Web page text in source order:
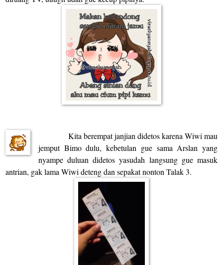
Kita berempat janjian didetos karena Wiwi mau
jemput Bimo dulu, kebetulan gue sama Arslan yang
nyampe duluan didetos yasudah langsung gue masuk
antrian, gak lama Wiwi deteng dan sepakat nonton Talak 3.